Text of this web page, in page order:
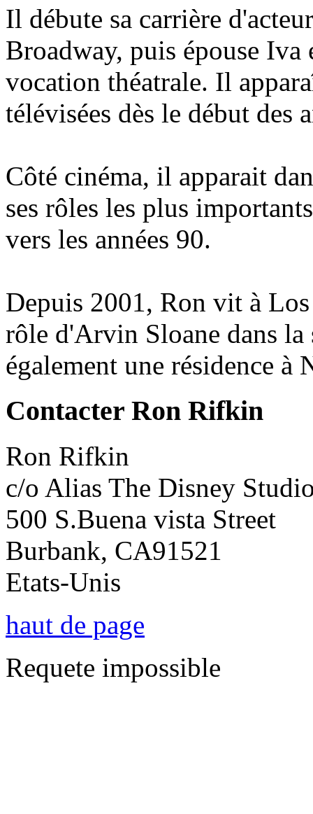
Il débute sa carrière
Broadway, puis épouse
vocation théatrale. Il
télévisées dès le début des
Côté cinéma, il apparait
ses rôles les plus
vers les années 90.
Depuis 2001, Ron vit à
rôle d'Arvin Sloane dans
également une résidence à
Contacter Ron Rifkin
Ron Rifkin
c/o Alias The Disney
500 S.Buena vista Street
Burbank, CA91521
Etats-Unis
haut de page
Requete impossible